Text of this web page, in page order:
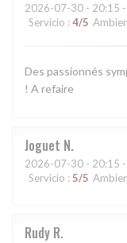
2026-07-30 - 20:15
Servicio : 4/5
Des passionnés
! A refaire
Joguet N
2026-07-30 - 20:15
Servicio : 5/5
Rudy R